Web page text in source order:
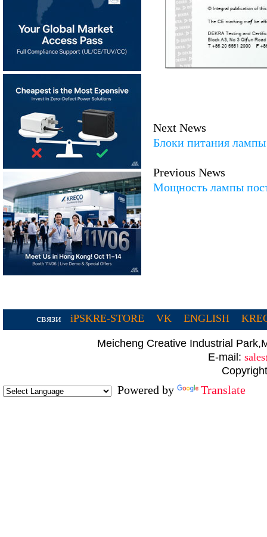
Next News
Блоки питания
Previous News
Мощность лампы
связи iPSKRE-STORE VK ENGLISH
Meicheng Creative Industrial
E-mail:
Powered by Translate